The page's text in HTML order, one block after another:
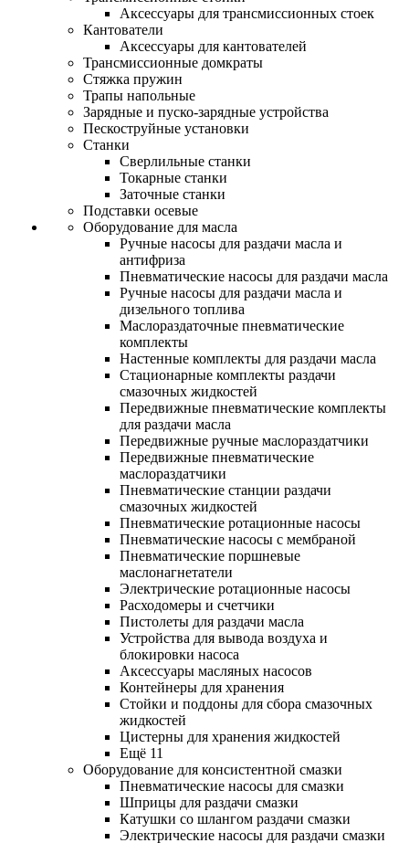
Аксессуары для трансмиссионных стоек
Кантователи
Аксессуары для кантователей
Трансмиссионные домкраты
Стяжка пружин
Трапы напольные
Зарядные и пуско-зарядные устройства
Пескоструйные установки
Станки
Сверлильные станки
Токарные станки
Заточные станки
Подставки осевые
Оборудование для масла
Ручные насосы для раздачи масла и
антифриза
Пневматические насосы для раздачи масла
Ручные насосы для раздачи масла и
дизельного топлива
Маслораздаточные пневматические
комплекты
Настенные комплекты для раздачи масла
Стационарные комплекты раздачи
смазочных жидкостей
Передвижные пневматические комплекты
для раздачи масла
Передвижные ручные маслораздатчики
Передвижные пневматические
маслораздатчики
Пневматические станции раздачи
смазочных жидкостей
Пневматические ротационные насосы
Пневматические насосы с мембраной
Пневматические поршневые
маслонагнетатели
Электрические ротационные насосы
Расходомеры и счетчики
Пистолеты для раздачи масла
Устройства для вывода воздуха и
блокировки насоса
Аксессуары масляных насосов
Контейнеры для хранения
Стойки и поддоны для сбора смазочных
жидкостей
Цистерны для хранения жидкостей
Ещё 11
Оборудование для консистентной смазки
Пневматические насосы для смазки
Шприцы для раздачи смазки
Катушки со шлангом раздачи смазки
Электрические насосы для раздачи смазки